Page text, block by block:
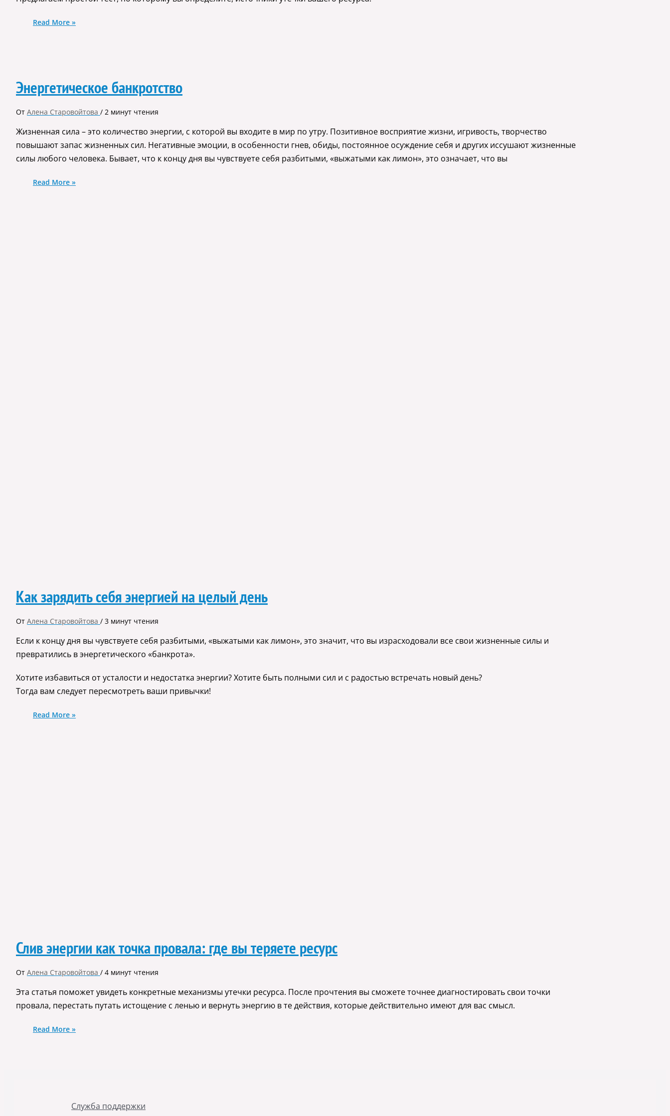
Read More »
Энергетическое банкротство
От Алена Старовойтова / 2 минут чтения
Жизненная сила – это количество энергии, с которой вы входите в мир по утру. Позитивное восприятие жизни, игривость, творчество
повышают запас жизненных сил. Негативные эмоции, в особенности гнев, обиды, постоянное осуждение себя и других иссушают жизненные
силы любого человека. Бывает, что к концу дня вы чувствуете себя разбитыми, «выжатыми как лимон», это означает, что вы
Read More »
Как зарядить себя энергией на целый день
От Алена Старовойтова / 3 минут чтения
Если к концу дня вы чувствуете себя разбитыми, «выжатыми как лимон», это значит, что вы израсходовали все свои жизненные силы и
превратились в энергетического «банкрота».
Хотите избавиться от усталости и недостатка энергии? Хотите быть полными сил и с радостью встречать новый день?
Тогда вам следует пересмотреть ваши привычки!
Read More »
Слив энергии как точка провала: где вы теряете ресурс
От Алена Старовойтова / 4 минут чтения
Эта статья поможет увидеть конкретные механизмы утечки ресурса. После прочтения вы сможете точнее диагностировать свои точки
провала, перестать путать истощение с ленью и вернуть энергию в те действия, которые действительно имеют для вас смысл.
Read More »
Служба поддержки